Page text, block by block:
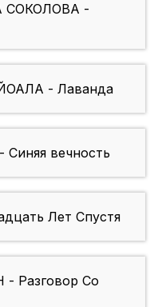
СОКОЛОВА -
- Лаванда
вечность
Лет Спустя
Разговор Со